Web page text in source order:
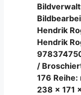
Hendrik
Hendrik
/
176
238 x 171